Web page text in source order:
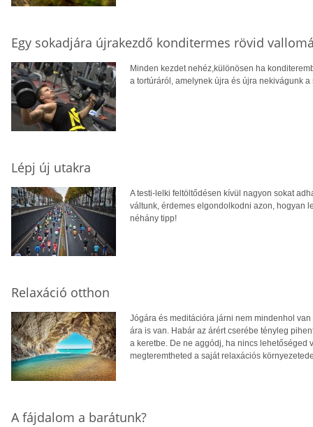
Egy sokadjára újrakezdő konditermes rövid
Minden kezdet nehéz,különösen ha
a tortúráról, amelynek újra és újra nekivágunk
Lépj új utakra
A testi-lelki feltöltődésen kívül nagyon sokat
váltunk, érdemes elgondolkodni azon, hogyan
néhány tipp!
Relaxáció otthon
Jógára és meditációra járni nem mindenhol
ára is van. Habár az árért cserébe tényleg
a keretbe. De ne aggódj, ha nincs
megteremtheted a saját relaxációs
A fájdalom a barátunk?